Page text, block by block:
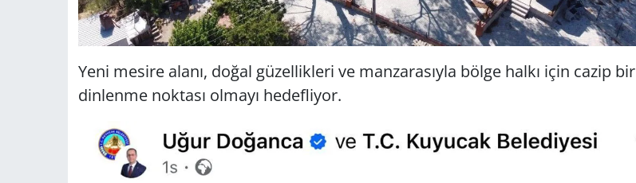
Yeni mesire alanı, doğal güzellikleri ve manzarasıyla bölge halkı için cazip bir
dinlenme noktası olmayı hedefliyor.